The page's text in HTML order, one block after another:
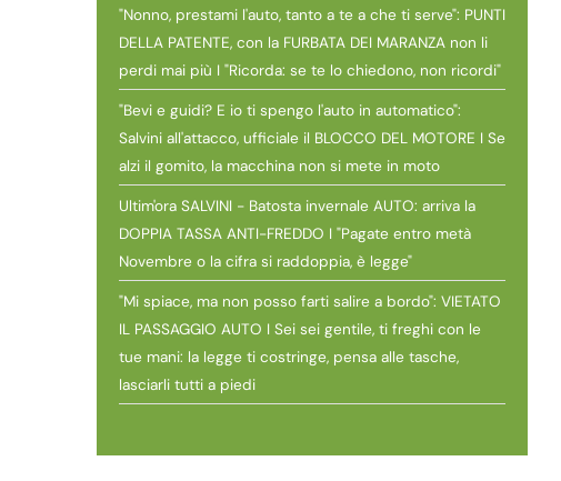
"Nonno, prestami l'auto, tanto a te a che ti serve": PUNTI
DELLA PATENTE, con la FURBATA DEI MARANZA non li
perdi mai più I "Ricorda: se te lo chiedono, non ricordi"
"Bevi e guidi? E io ti spengo l'auto in automatico":
Salvini all'attacco, ufficiale il BLOCCO DEL MOTORE I Se
alzi il gomito, la macchina non si mete in moto
Ultim'ora SALVINI - Batosta invernale AUTO: arriva la
DOPPIA TASSA ANTI-FREDDO I "Pagate entro metà
Novembre o la cifra si raddoppia, è legge"
"Mi spiace, ma non posso farti salire a bordo": VIETATO
IL PASSAGGIO AUTO I Sei sei gentile, ti freghi con le
tue mani: la legge ti costringe, pensa alle tasche,
lasciarli tutti a piedi